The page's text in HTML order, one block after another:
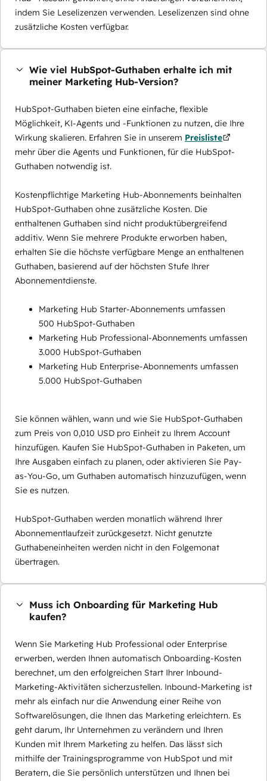
indem Sie Leselizenzen verwenden. Leselizenzen sind ohne
zusätzliche Kosten verfügbar.
Wie viel HubSpot-Guthaben erhalte ich mit
meiner Marketing Hub-Version?
HubSpot-Guthaben bieten eine einfache, flexible
Möglichkeit, KI-Agents und -Funktionen zu nutzen, die Ihre
Wirkung skalieren. Erfahren Sie in unserem Preisliste
mehr über die Agents und Funktionen, für die HubSpot-
Guthaben notwendig ist.
Kostenpflichtige Marketing Hub-Abonnements beinhalten
HubSpot-Guthaben ohne zusätzliche Kosten. Die
enthaltenen Guthaben sind nicht produktübergreifend
additiv. Wenn Sie mehrere Produkte erworben haben,
erhalten Sie die höchste verfügbare Menge an enthaltenen
Guthaben, basierend auf der höchsten Stufe Ihrer
Abonnementdienste.
Marketing Hub Starter-Abonnements umfassen
500 HubSpot-Guthaben
Marketing Hub Professional-Abonnements umfassen
3.000 HubSpot-Guthaben
Marketing Hub Enterprise-Abonnements umfassen
5.000 HubSpot-Guthaben
Sie können wählen, wann und wie Sie HubSpot-Guthaben
zum Preis von 0,010 USD pro Einheit zu Ihrem Account
hinzufügen. Kaufen Sie HubSpot-Guthaben in Paketen, um
Ihre Ausgaben einfach zu planen, oder aktivieren Sie Pay-
as-You-Go, um Guthaben automatisch hinzuzufügen, wenn
Sie es nutzen.
HubSpot-Guthaben werden monatlich während Ihrer
Abonnementlaufzeit zurückgesetzt. Nicht genutzte
Guthabeneinheiten werden nicht in den Folgemonat
übertragen.
Muss ich Onboarding für Marketing Hub
kaufen?
Wenn Sie Marketing Hub Professional oder Enterprise
erwerben, werden Ihnen automatisch Onboarding-Kosten
berechnet, um den erfolgreichen Start Ihrer Inbound-
Marketing-Aktivitäten sicherzustellen. Inbound-Marketing ist
mehr als einfach nur die Anwendung einer Reihe von
Softwarelösungen, die Ihnen das Marketing erleichtern. Es
geht darum, Ihr Unternehmen zu verändern und Ihren
Kunden mit Ihrem Marketing zu helfen. Das lässt sich
mithilfe der Trainingsprogramme von HubSpot und mit
Beratern, die Sie persönlich unterstützen und Ihnen bei